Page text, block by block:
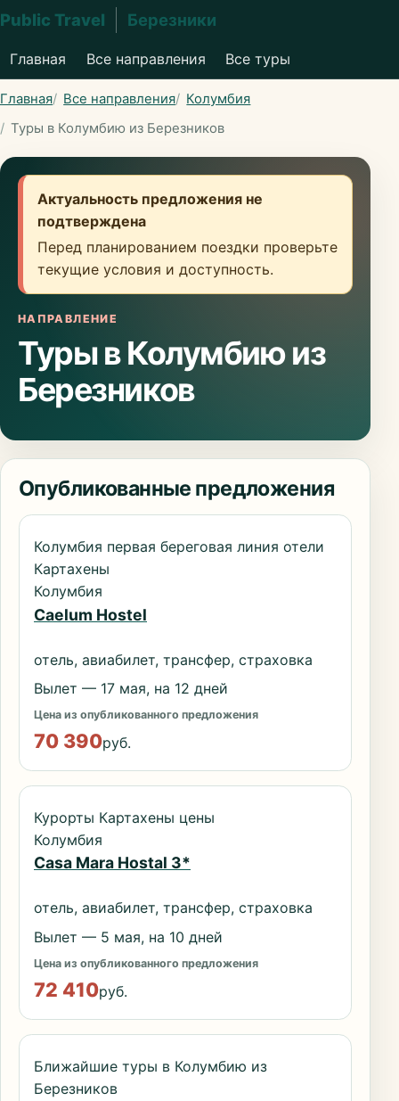
Public Travel Березники
Главная Все направления Все туры
Главная Все направления
Колумбия
Туры в Колумбию из Березников
Актуальность предложения не
подтверждена
Перед планированием поездки проверьте
текущие условия и доступность.
НАПРАВЛЕНИЕ
Туры в Колумбию из
Березников
Опубликованные предложения
Колумбия первая береговая линия отели
Картахены
Колумбия
Caelum Hostel
отель, авиабилет, трансфер, страховка
Вылет — 17 мая, на 12 дней
Цена из опубликованного предложения
70 390руб.
Курорты Картахены цены
Колумбия
Casa Mara Hostal 3*
отель, авиабилет, трансфер, страховка
Вылет — 5 мая, на 10 дней
Цена из опубликованного предложения
72 410руб.
Ближайшие туры в Колумбию из
Березников